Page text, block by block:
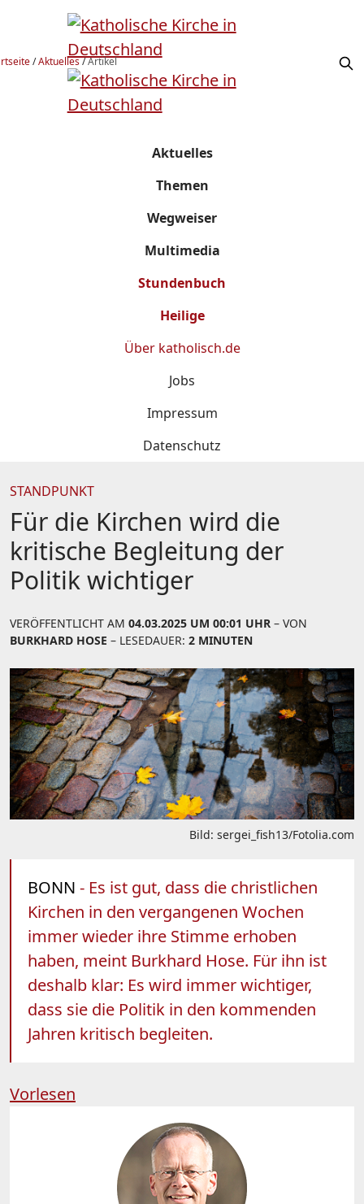
/Aktuelles/Artikel
Aktuelles
Themen
Wegweiser
Multimedia
Stundenbuch
Heilige
Über katholisch.de
Jobs
Impressum
Datenschutz
STANDPUNKT
Für die Kirchen wird die
kritische Begleitung der
Politik wichtiger
VERÖFFENTLICHT AM 04.03.2025 UM 00:01 UHR – VON
BURKHARD HOSE – LESEDAUER: 2 MINUTEN
Bild: sergei_fish13/Fotolia.com
BONN - Es ist gut, dass die christlichen
Kirchen in den vergangenen Wochen
immer wieder ihre Stimme erhoben
haben, meint Burkhard Hose. Für ihn ist
deshalb klar: Es wird immer wichtiger,
dass sie die Politik in den kommenden
Jahren kritisch begleiten.
Vorlesen